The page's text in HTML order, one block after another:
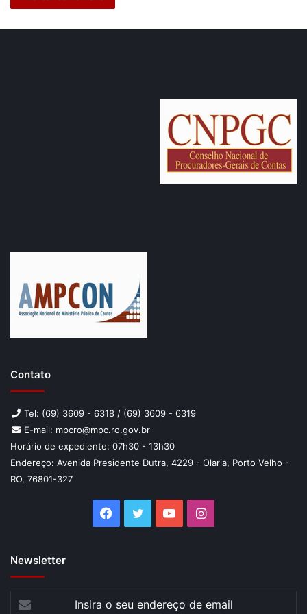
Contato
Tel: (69) 3609 - 6318 / (69) 3609 - 6319
E-mail: mpcro@mpc.ro.gov.br
Horário de expediente: 07h30 - 13h30
Endereço: Avenida Presidente Dutra, 4229 - Olaria, Porto Velho -
RO, 76801-327
Facebook
TwitterYouTubeInstagram
Newsletter